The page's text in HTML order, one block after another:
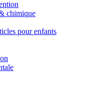
chimique
pour enfants